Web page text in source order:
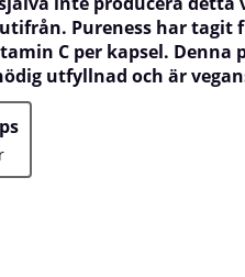
Pureness har tagit
C per kapsel. Denna
utfyllnad och är